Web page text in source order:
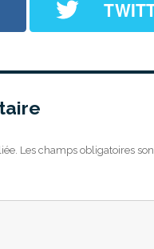
Les champs obligatoires